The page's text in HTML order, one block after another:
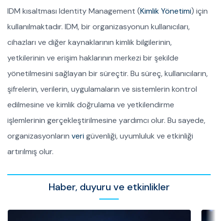
IDM kısaltması Identity Management (Kimlik Yönetimi) için
kullanılmaktadır. IDM, bir organizasyonun kullanıcıları,
cihazları ve diğer kaynaklarının kimlik bilgilerinin,
yetkilerinin ve erişim haklarının merkezi bir şekilde
yönetilmesini sağlayan bir süreçtir. Bu süreç, kullanıcıların,
şifrelerin, verilerin, uygulamaların ve sistemlerin kontrol
edilmesine ve kimlik doğrulama ve yetkilendirme
işlemlerinin gerçekleştirilmesine yardımcı olur. Bu sayede,
organizasyonların verigüvenliği, uyumluluk ve etkinliği
artırılmış olur.
Haber, duyuru ve etkinlikler